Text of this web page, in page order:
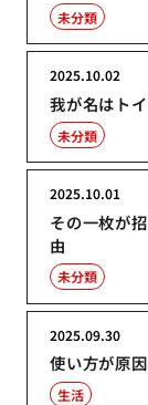
未分類
我が名はト
2025.10.02
未分類
その一枚が
由
2025.10.01
未分類
使い方が原
2025.09.30
生活